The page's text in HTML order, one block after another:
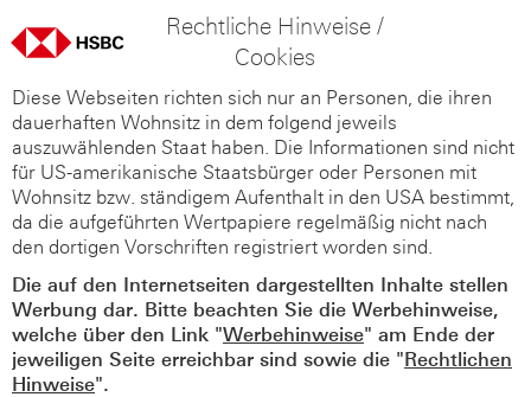
Rechtliche Hinweise /
Cookies
Diese Webseiten richten sich nur an Personen, die ihren
dauerhaften Wohnsitz in dem folgend jeweils
auszuwählenden Staat haben. Die Informationen sind nicht
für US-amerikanische Staatsbürger oder Personen mit
Wohnsitz bzw. ständigem Aufenthalt in den USA bestimmt,
da die aufgeführten Wertpapiere regelmäßig nicht nach
den dortigen Vorschriften registriert worden sind.
Die auf den Internetseiten dargestellten Inhalte stellen
Werbung dar. Bitte beachten Sie die Werbehinweise,
welche über den Link "Werbehinweise" am Ende der
jeweiligen Seite erreichbar sind sowie die "Rechtlichen
Hinweise".